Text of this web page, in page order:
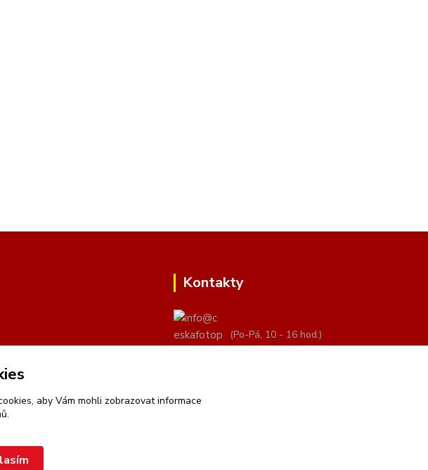
Kontakty
(Po-Pá, 10 - 16 hod.)
aby Vám mohli zobrazovat informace